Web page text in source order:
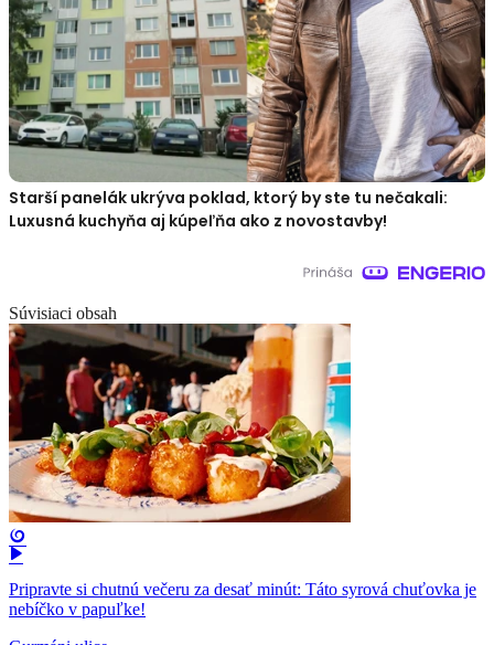
Starší panelák ukrýva poklad, ktorý by ste tu nečakali:
Luxusná kuchyňa aj kúpeľňa ako z novostavby!
Súvisiaci obsah
Pripravte si chutnú večeru za desať minút: Táto syrová chuťovka je
nebíčko v papuľke!